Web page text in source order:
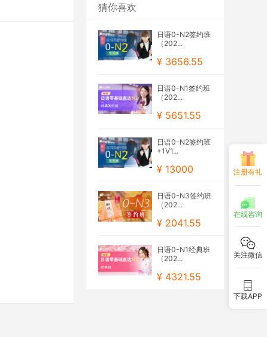
猜你喜欢
日语0-N2签约班
（202...
¥ 3656.55
日语0-N1签约班
（202...
¥ 5651.55
日语0-N2签约班
+1V1...
¥ 13000
日语0-N3签约班
（202...
¥ 2041.55
日语0-N1经典班
（202...
¥ 4321.55
注册有礼
在线咨询
关注微信
下载APP